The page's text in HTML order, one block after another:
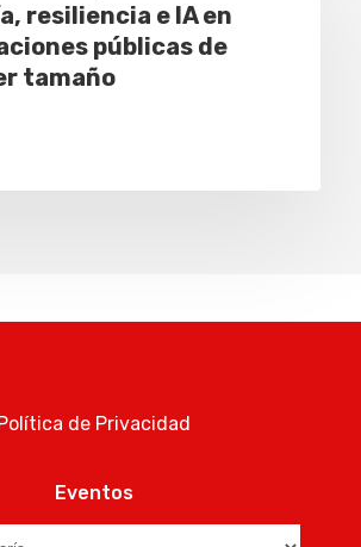
resiliencia e IA en
públicas de
tamaño
Política de Privacidad
Eventos